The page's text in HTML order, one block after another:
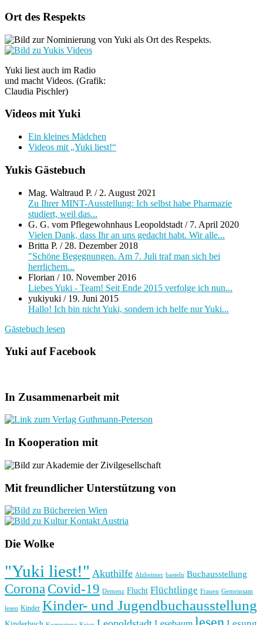
Ort des Respekts
Yuki liest auch im Radio
und macht Videos. (Grafik:
Claudia Pischler)
Videos mit Yuki
Ein kleines Mädchen
Videos mit „Yuki liest!“
Yukis Gästebuch
Mag. Waltraud P. / 2. August 2021
Zu Ihrer MINT-Ausstellung: Ich selbst habe Pharmazie
studiert, weil das...
G. G. vom Pflegewohnhaus Leopoldstadt / 7. April 2020
Vielen Dank, dass Ihr an uns gedacht habt. Wir alle...
Britta P. / 28. Dezember 2018
"Schöne Begegnungen. Am 7. Juli traf man sich bei
herrlichem...
Florian / 10. November 2016
Liebes Yuki - Team! Seit Ende 2015 verfolge ich nun...
yukiyuki / 19. Juni 2015
Hallo! Ich bin nicht Yuki, sondern ich helfe nur Yuki...
Gästebuch lesen
Yuki auf Facebook
In Zusammenarbeit mit
In Kooperation mit
Mit freundlicher Unterstützung von
Die Wolke
"Yuki liest!" Akuthilfe Alzheimer basteln Buchausstellung
Corona Covid-19 Demenz Flucht Flüchtlinge Frauen Gemeinsam
lesen Kinder Kinder- und Jugendbuchausstellung
lesen